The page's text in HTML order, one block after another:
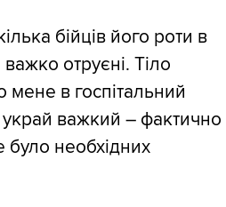
бійців його роти в
важко отруєні. Тіло
мене в госпітальний
украй важкий – фактично
було необхідних